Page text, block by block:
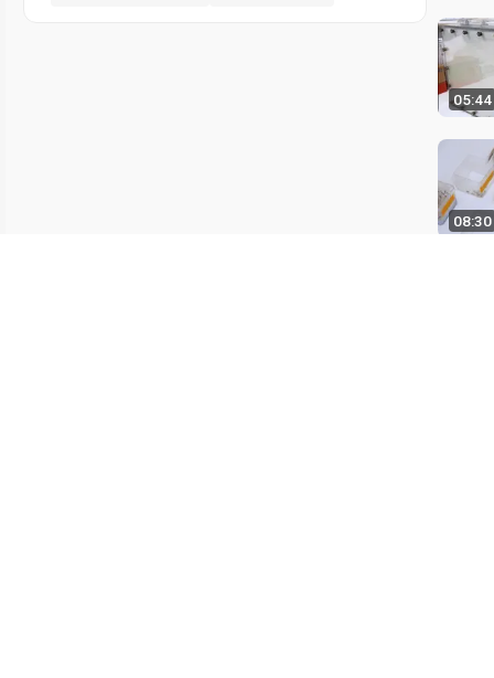
05:44
08:30